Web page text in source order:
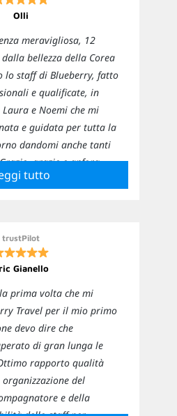
Olli
meravigliosa, 12
bellezza della Corea
lo staff di Blueberry, fatto
e qualificate, in
e Noemi che mi
e guidata per tutta la
dandomi anche tanti
grazie e anfora
tutto
trustPilot
Gianello
prima volta che mi
Travel per il mio primo
devo dire che
di gran lunga le
rapporto qualità
organizzazione del
e della